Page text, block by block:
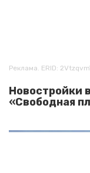
Реклама. ERID:
Новостройки
«Свободная